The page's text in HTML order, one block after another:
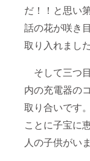
だ！！と思い
話の花が咲き
取り入れました
そして三つ
内の充電器の
取り合いです
ことに子宝に
人の子供がいま